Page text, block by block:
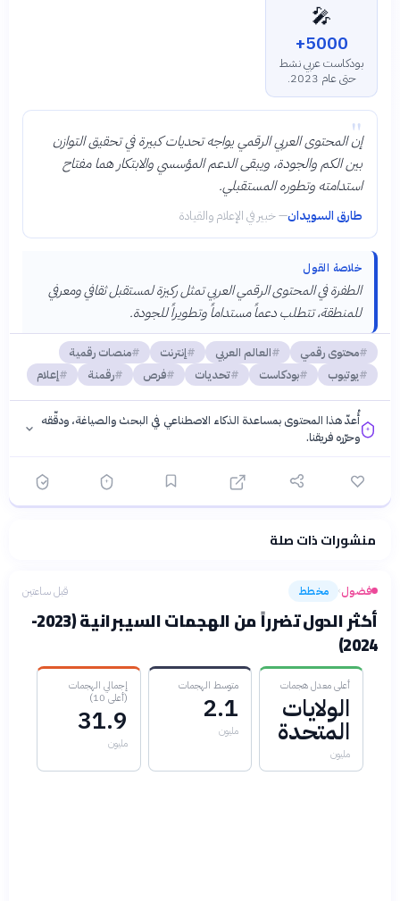
🎤
5000+
بودكاست عربي نشط
حتى عام 2023.
"
إن المحتوى العربي الرقمي يواجه تحديات كبيرة في تحقيق التوازن
بين الكم والجودة، ويبقى الدعم المؤسسي والابتكار هما مفتاح
استدامته وتطوره المستقبلي.
طارق السويدان—خبير في الإعلام والقيادة
خلاصة القول
الطفرة في المحتوى الرقمي العربي تمثل ركيزة لمستقبل ثقافي ومعرفي
للمنطقة، تتطلب دعماً مستداماً وتطويراً للجودة.
محتوى رقمي العالم العربي إنترنت
منصات رقمية
يوتيوب
بودكاست تحديات فرص رقمنة إعلام
أُعدّ هذا المحتوى بمساعدة الذكاء الاصطناعي في البحث والصياغة، ودقّقه
وحرّره فريقنا.
فلسفتنا المعرفية· سياسة الذكاء الاصطناعيمنشورات ذات صلة
فضول› مخطط قبل ساعتين
أكثر الدول تضرراً من الهجمات السيبرانية (2023-
2024)
أعلى معدل هجمات
الولايات
المتحدة
مليون
متوسط الهجمات
2.1
مليون
إجمالي الهجمات
(أعلى 10)
31.9
مليون